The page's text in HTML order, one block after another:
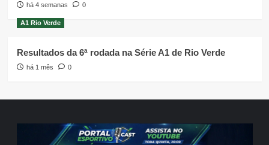
há 4 semanas 0
A1 Rio Verde
Resultados da 6ª rodada na Série A1 de Rio Verde
há 1 mês 0